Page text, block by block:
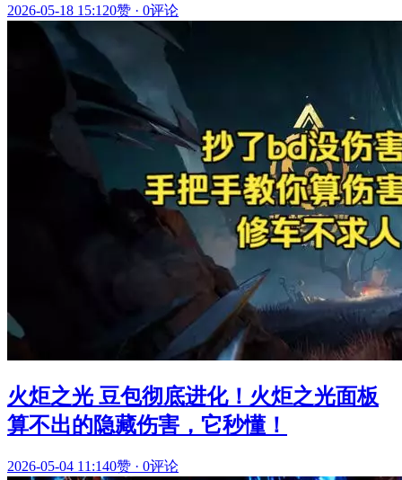
2026-05-18 15:120赞 · 0评论
火炬之光 豆包彻底进化！火炬之光面板
算不出的隐藏伤害，它秒懂！
2026-05-04 11:140赞 · 0评论